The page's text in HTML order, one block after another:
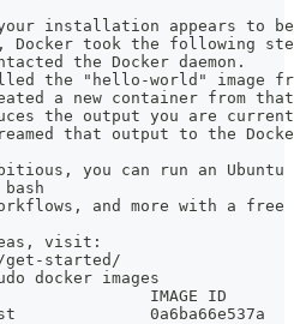
your installation appears to
Docker took the following
the Docker daemon.
the "hello-world" image
a new container from
the output you are
that output to the
you can run an
and more with a free
visit:
get-started/
docker images
IMAGE ID
0a6ba66e537a